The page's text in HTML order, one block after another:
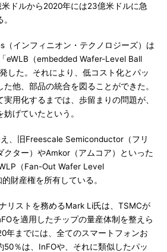
ドルから2020年には23億米ドルに急
インフィニオン・テクノロジーズ）は
eWLB（embedded Wafer-Level Ball
した。それにより、低コスト化とパッ
他、部品の統合を図ることができた。
用化するまでは、歩留まりの問題が、
げていたという。
、旧Freescale Semiconductor（フリ
クター）やAmkor（アムコア）といった
（Fan-Out Wafer Level
財産権を所有している。
リストを務めるMark Li氏は、TSMCが
を適用したチップの量産体制を整えら
年までには、全てのスマートフォンお
50％は、InFOや、それに類似したパッ